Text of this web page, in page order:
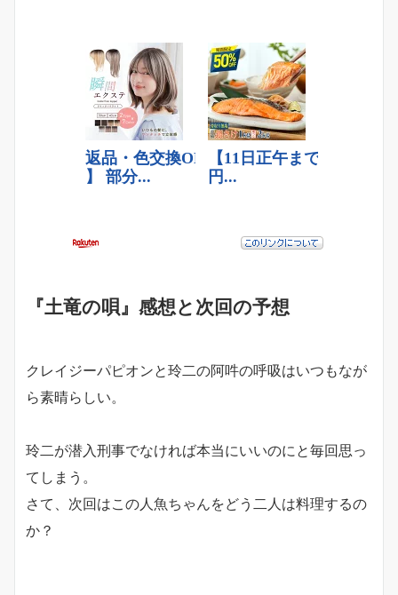
『土竜の唄』感想と次回の予想
クレイジーパピオンと玲二の阿吽の呼吸はいつもなが
ら素晴らしい。
玲二が潜入刑事でなければ本当にいいのにと毎回思っ
てしまう。
さて、次回はこの人魚ちゃんをどう二人は料理するの
か？